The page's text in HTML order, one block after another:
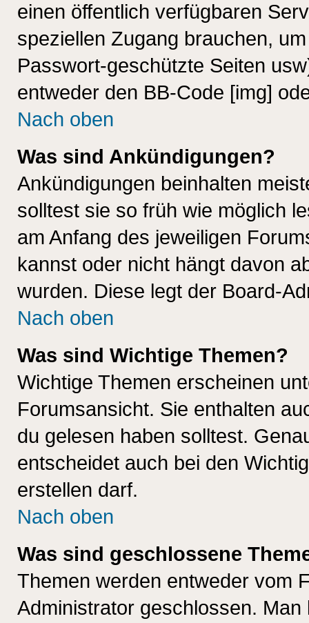
einen öffentlich verfügbaren
speziellen Zugang brauchen,
Passwort-geschützte Seiten
entweder den BB-Code [img]
Nach oben
Was sind Ankündigungen?
Ankündigungen beinhalten
solltest sie so früh wie möglich
am Anfang des jeweiligen
kannst oder nicht hängt davon
wurden. Diese legt der Board-
Nach oben
Was sind Wichtige Themen?
Wichtige Themen erscheinen
Forumsansicht. Sie enthalten
du gelesen haben solltest.
entscheidet auch bei den
erstellen darf.
Nach oben
Was sind geschlossene
Themen werden entweder vom
Administrator geschlossen.